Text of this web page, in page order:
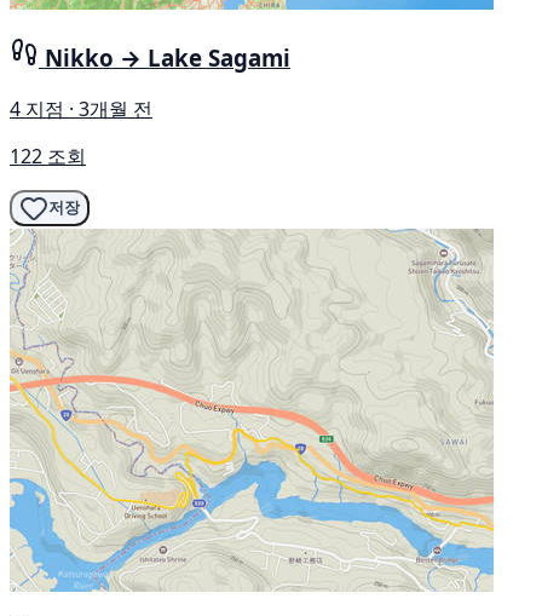
Nikko → Lake Sagami
4 지점 · 3개월 전
122 조회
저장